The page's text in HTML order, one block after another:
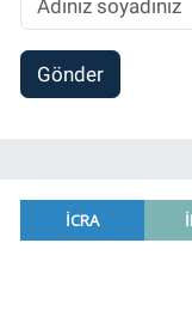
Gönder